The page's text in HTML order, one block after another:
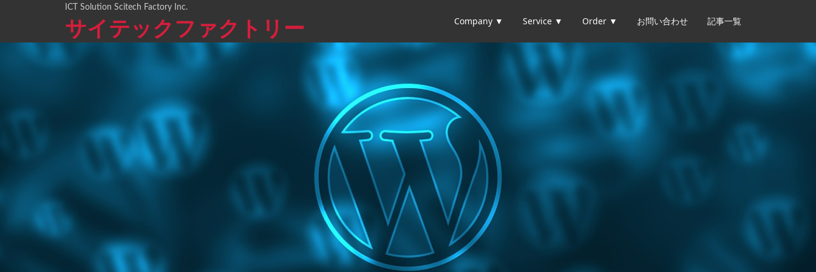
ICT Solution Scitech Factory Inc.
サイテックファクトリー Company ▼ Service ▼ Order ▼ お問い合わせ 記事一覧